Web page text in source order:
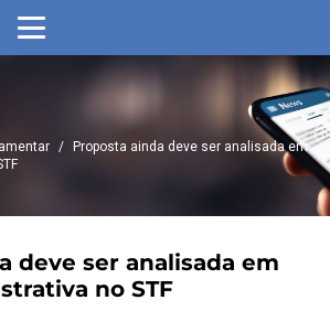
/
Proposta ainda deve ser analisada em
deve ser analisada em
no STF